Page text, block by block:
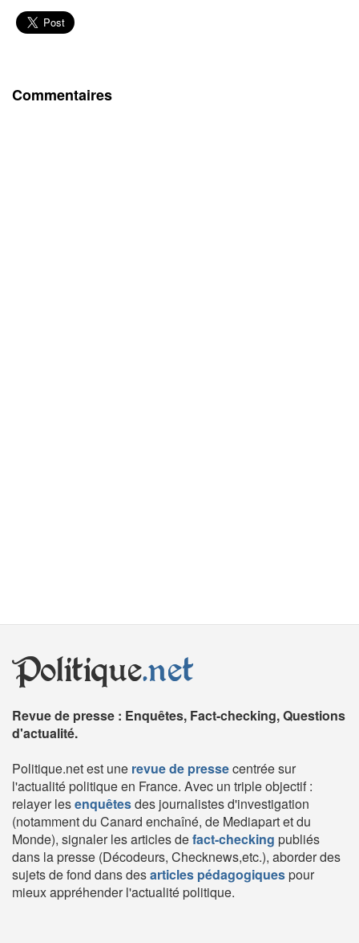
Commentaires
Politique.net
Revue de presse : Enquêtes, Fact-checking, Questions
d'actualité.
Politique.net est une revue de pressecentrée sur
l'actualité politique en France. Avec un triple objectif :
relayer lesenquêtesdes journalistes d'investigation
(notamment du Canard enchaîné, de Mediapart et du
Monde), signaler les articles defact-checking publiés
dans la presse (Décodeurs, Checknews,etc.), aborder des
sujets de fond dans desarticles pédagogiquespour
mieux appréhender l'actualité politique.